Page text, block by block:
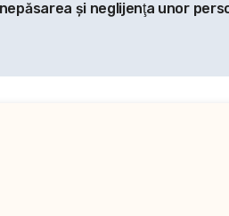
şi neglijenţa unor